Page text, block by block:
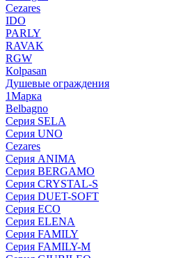
Cezares
IDO
PARLY
RAVAK
RGW
Кolpasan
Душевые ограждения
1Марка
Belbagno
Серия SELA
Серия UNO
Cezares
Серия ANIMA
Серия BERGAMO
Серия CRYSTAL-S
Серия DUET-SOFT
Серия ECO
Серия ELENA
Серия FAMILY
Серия FAMILY-M